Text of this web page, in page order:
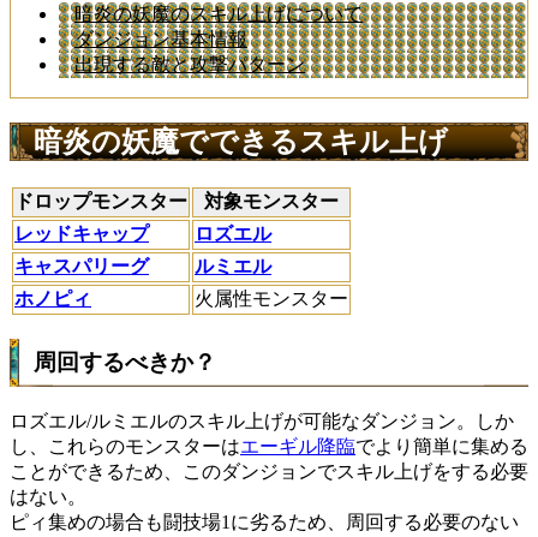
暗炎の妖魔のスキル上げについて
ダンジョン基本情報
出現する敵と攻撃パターン
暗炎の妖魔でできるスキル上げ
ドロップモンスター
対象モンスター
レッドキャップ
ロズエル
キャスパリーグ
ルミエル
ホノピィ
火属性モンスター
周回するべきか？
ロズエル/ルミエルのスキル上げが可能なダンジョン。しか
し、これらのモンスターはエーギル降臨でより簡単に集める
ことができるため、このダンジョンでスキル上げをする必要
はない。
ピィ集めの場合も闘技場1に劣るため、周回する必要のない